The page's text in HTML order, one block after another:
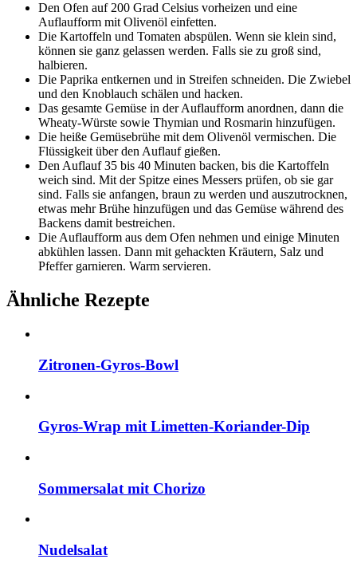
Den Ofen auf 200 Grad Celsius vorheizen und eine
Auflaufform mit Olivenöl einfetten.
Die Kartoffeln und Tomaten abspülen. Wenn sie klein sind,
können sie ganz gelassen werden. Falls sie zu groß sind,
halbieren.
Die Paprika entkernen und in Streifen schneiden. Die Zwiebel
und den Knoblauch schälen und hacken.
Das gesamte Gemüse in der Auflaufform anordnen, dann die
Wheaty-Würste sowie Thymian und Rosmarin hinzufügen.
Die heiße Gemüsebrühe mit dem Olivenöl vermischen. Die
Flüssigkeit über den Auflauf gießen.
Den Auflauf 35 bis 40 Minuten backen, bis die Kartoffeln
weich sind. Mit der Spitze eines Messers prüfen, ob sie gar
sind. Falls sie anfangen, braun zu werden und auszutrocknen,
etwas mehr Brühe hinzufügen und das Gemüse während des
Backens damit bestreichen.
Die Auflaufform aus dem Ofen nehmen und einige Minuten
abkühlen lassen. Dann mit gehackten Kräutern, Salz und
Pfeffer garnieren. Warm servieren.
Ähnliche Rezepte
Zitronen-Gyros-Bowl
Gyros-Wrap mit Limetten-Koriander-Dip
Sommersalat mit Chorizo
Nudelsalat